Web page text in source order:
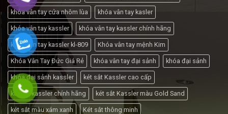
khóa vân tay cửa nhôm lùa khóa vân tay kasler
khóa vân tay kassler khóa vân tay kassler chính hãng
khóa vân tay kassler kl-809 Khóa vân tay mệnh Kim
Khóa Vân Tay Đức Giá Rẻ khóa vân tay đại sảnh khóa đại sảnh
khóa đại sảnh kassler két sắt Kassler cao cấp
két sắt kassler chính hãng két sắt Kassler màu Gold Sand
két sắt màu xám xanh Két sắt thông minh